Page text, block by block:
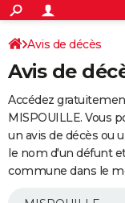
ACTUALITÉS
Politique
Société
Faits Divers
Education
Monde
Villes
+
SPORT
Coupe du monde 2026
Football
Tennis
Cyclisme
Rugby
Forum
Programme TV
TNT
Streaming
Cinéma
Sorties cinéma
Musique
+
FINANCE
Impôts
Immobilier
Risques naturels par
Banque
Assurance
Crédit
AUTO
Essais
Réserver un essai
Citadines
Berlines
SUV
Forum auto
+
Avis de décès
Avis de
Accédez
MISPOUILLE. Vous
un avis de décès ou
le nom d'un défunt
commune dans le